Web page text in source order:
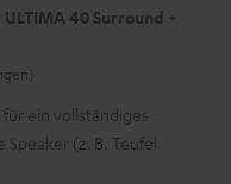
40 Surround +
ein vollständiges
Speaker (z. B. Teufel